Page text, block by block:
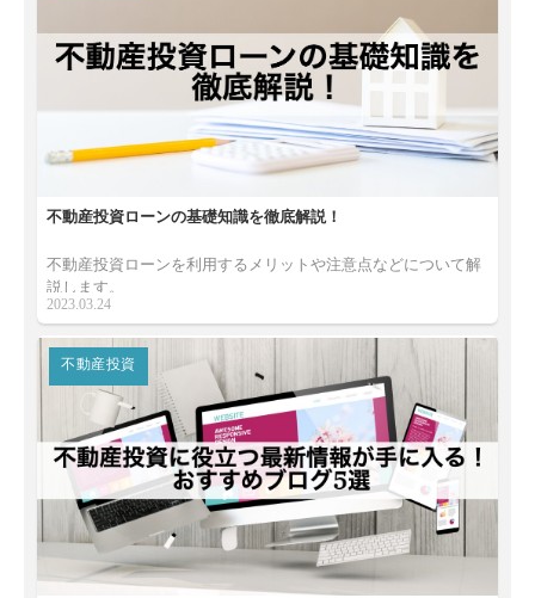
不動産投資ローンの基礎知識を徹底解説！
不動産投資ローンを利用するメリットや注意点などについて解
説します。
2023.03.24
不動産投資